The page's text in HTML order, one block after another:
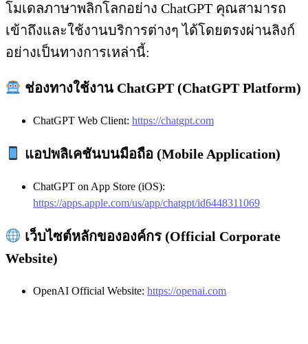
โมเดลภาษาพลิกโลกอย่าง ChatGPT คุณสามารถ
เข้าถึงและใช้งานบริการต่างๆ ได้โดยตรงผ่านลิงก์
อย่างเป็นทางการเหล่านี้:
ช่องทางใช้งาน ChatGPT (ChatGPT Platform)
ChatGPT Web Client: https://chatgpt.com
แอปพลิเคชันบนมือถือ (Mobile Application)
ChatGPT on App Store (iOS):
https://apps.apple.com/us/app/chatgpt/id6448311069
เว็บไซต์หลักขององค์กร (Official Corporate
Website)
OpenAI Official Website: https://openai.com